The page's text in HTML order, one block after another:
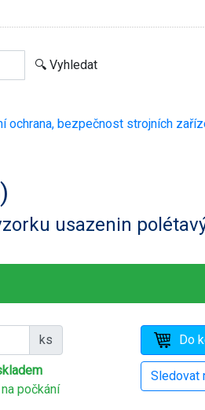
ochrana, bezpečnost strojních
usazenin
ks
počkání